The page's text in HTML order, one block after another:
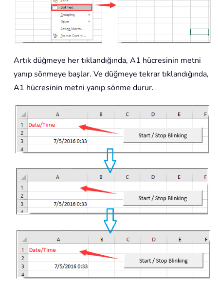
Artık düğmeye her tıklandığında, A1 hücresinin metni
yanıp sönmeye başlar. Ve düğmeye tekrar tıklandığında,
A1 hücresinin metni yanıp sönme durur.